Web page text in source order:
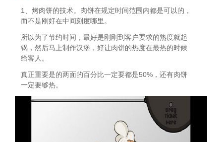
1、烤肉饼的技术。肉饼在规定时间范围内都是可以的，
而不是刚好在中间刻度哪里。
所以为了节约时间，最好是刚刚到客户要求的熟度就起
锅，然后马上制作汉堡，好让肉饼的热度在最热的时候
给客人。
真正重要是的两面的百分比一定要都是50%，还有肉饼
一定要够热。